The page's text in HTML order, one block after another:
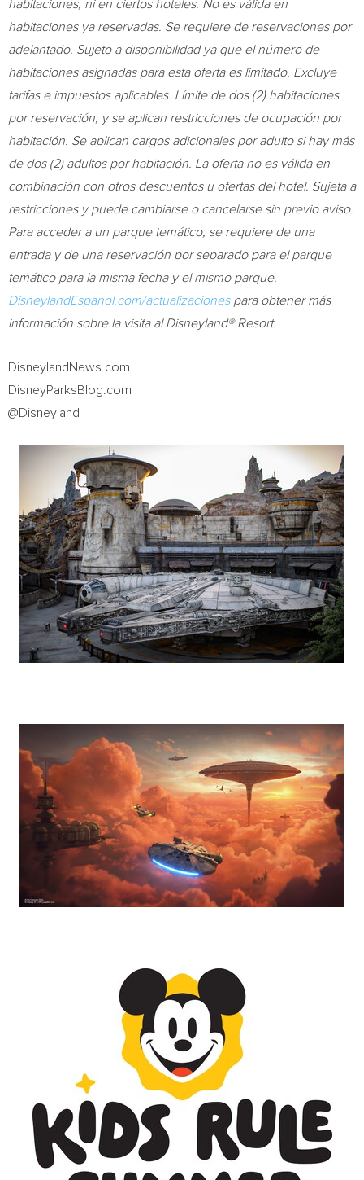
habitaciones, ni en ciertos hoteles. No es válida en
habitaciones ya reservadas. Se requiere de reservaciones por
adelantado. Sujeto a disponibilidad ya que el número de
habitaciones asignadas para esta oferta es limitado. Excluye
tarifas e impuestos aplicables. Límite de dos (2) habitaciones
por reservación, y se aplican restricciones de ocupación por
habitación. Se aplican cargos adicionales por adulto si hay más
de dos (2) adultos por habitación. La oferta no es válida en
combinación con otros descuentos u ofertas del hotel. Sujeta a
restricciones y puede cambiarse o cancelarse sin previo aviso.
Para acceder a un parque temático, se requiere de una
entrada y de una reservación por separado para el parque
temático para la misma fecha y el mismo parque.
DisneylandEspanol.com/actualizaciones para obtener más
información sobre la visita al Disneyland® Resort.
DisneylandNews.com
DisneyParksBlog.com
@Disneyland